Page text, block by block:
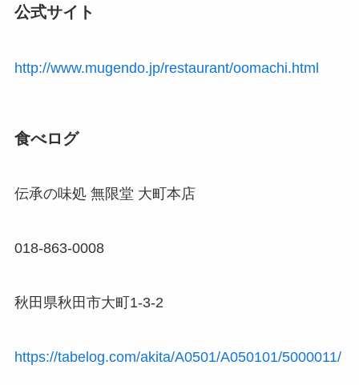
公式サイト
http://www.mugendo.jp/restaurant/oomachi.html
食べログ
伝承の味処 無限堂 大町本店
018-863-0008
秋田県秋田市大町1-3-2
https://tabelog.com/akita/A0501/A050101/5000011/